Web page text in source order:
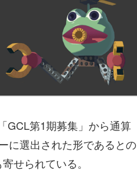
GCL第1期募集」から通算
に選出された形であるとの
せられている。